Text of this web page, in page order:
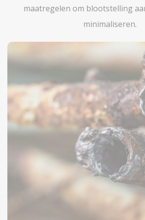
maatregelen om blootstelling
minimaliseren.